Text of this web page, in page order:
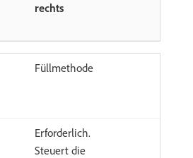
rechts
Füllmethode
Erforderlich.
Steuert die